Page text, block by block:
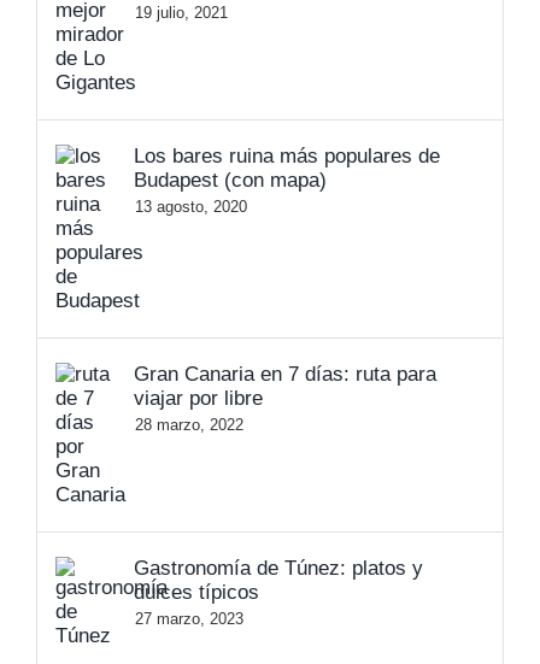
19 julio, 2021
Los bares ruina más populares de
Budapest (con mapa)
13 agosto, 2020
Gran Canaria en 7 días: ruta para
viajar por libre
28 marzo, 2022
Gastronomía de Túnez: platos y
dulces típicos
27 marzo, 2023